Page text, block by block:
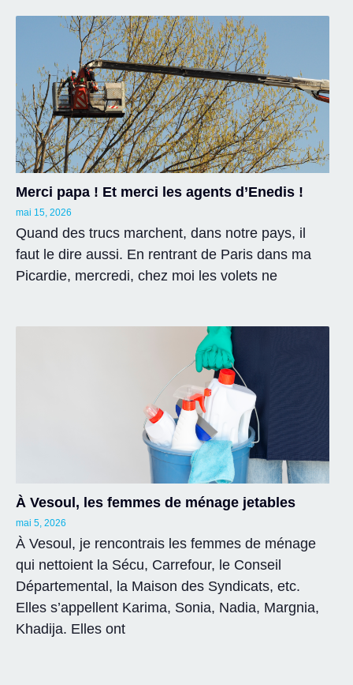
Merci papa ! Et merci les agents d’Enedis !
mai 15, 2026
Quand des trucs marchent, dans notre pays, il
faut le dire aussi. En rentrant de Paris dans ma
Picardie, mercredi, chez moi les volets ne
À Vesoul, les femmes de ménage jetables
mai 5, 2026
À Vesoul, je rencontrais les femmes de ménage
qui nettoient la Sécu, Carrefour, le Conseil
Départemental, la Maison des Syndicats, etc.
Elles s’appellent Karima, Sonia, Nadia, Margnia,
Khadija. Elles ont